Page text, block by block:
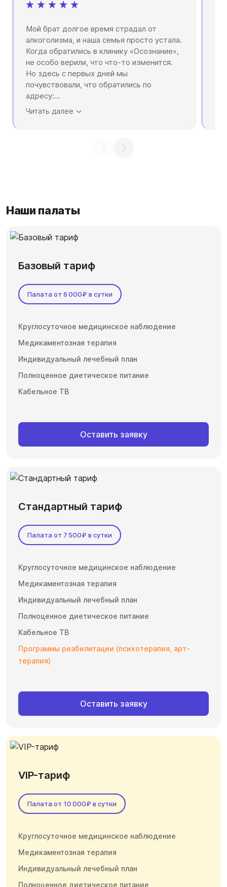
Мой брат долгое время страдал от
алкоголизма, и наша семья просто устала.
Когда обратились в клинику «Осознание»,
не особо верили, что что-то изменится.
Но здесь с первых дней мы
почувствовали, что обратились по
адресу:...
Читать далее
Наши палаты
Базовый тариф
Палата от 6 000₽ в сутки
Круглосуточное медицинское наблюдение
Медикаментозная терапия
Индивидуальный лечебный план
Полноценное диетическое питание
Кабельное ТВ
Оставить заявку
Стандартный тариф
Палата от 7 500₽ в сутки
Круглосуточное медицинское наблюдение
Медикаментозная терапия
Индивидуальный лечебный план
Полноценное диетическое питание
Кабельное ТВ
Программы реабилитации (психотерапия, арт-
терапия)
Оставить заявку
VIP-тариф
Палата от 10 000₽ в сутки
Круглосуточное медицинское наблюдение
Медикаментозная терапия
Индивидуальный лечебный план
Полноценное диетическое питание